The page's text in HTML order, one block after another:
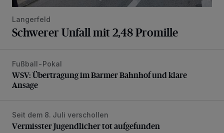
Langerfeld
Schwerer Unfall mit 2,48 Promille
WSV: Übertragung im Barmer Bahnhof und klare Ansage
Fußball-Pokal
WSV: Übertragung im Barmer Bahnhof und klare
Ansage
Vermisster Jugendlicher tot aufgefunden
Seit dem 8. Juli verschollen
Vermisster Jugendlicher tot aufgefunden